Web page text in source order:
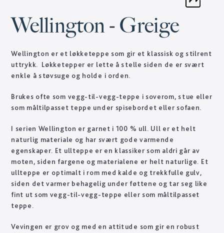
Wellington - Greige
Wellington er et løkketeppe som gir et klassisk og stilrent
uttrykk. Løkketepper er lette å stelle siden de er svært
enkle å støvsuge og holde i orden.
Brukes ofte som vegg-til-vegg-teppe i soverom, stue eller
som måltilpasset teppe under spisebordet eller sofaen.
I serien Wellington er garnet i 100 % ull. Ull er et helt
naturlig materiale og har svært gode varmende
egenskaper. Et ullteppe er en klassiker som aldri går av
moten, siden fargene og materialene er helt naturlige. Et
ullteppe er optimalt i rom med kalde og trekkfulle gulv,
siden det varmer behagelig under føttene og tar seg like
fint ut som vegg-til-vegg-teppe eller som måltilpasset
teppe.
Vevingen er grov og med en attitude som gir en robust